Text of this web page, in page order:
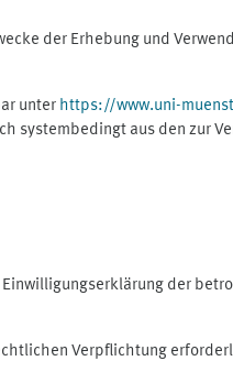
der Erhebung und
unter https://www.uni-
aus den zur
der
Verpflichtung